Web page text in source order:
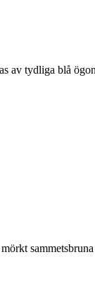
av tydliga blå